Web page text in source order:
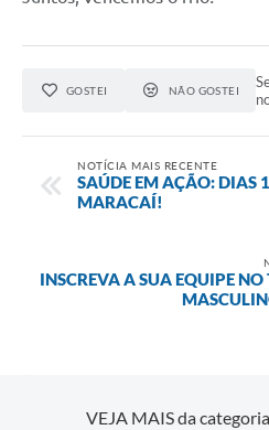
GOSTEI NÃO GOSTEI
NOTÍCIA MAIS RECENTE
SAÚDE EM AÇÃO: DIAS
MARACAÍ!
INSCREVA A SUA EQUIPE
VEJA MAIS da categoria